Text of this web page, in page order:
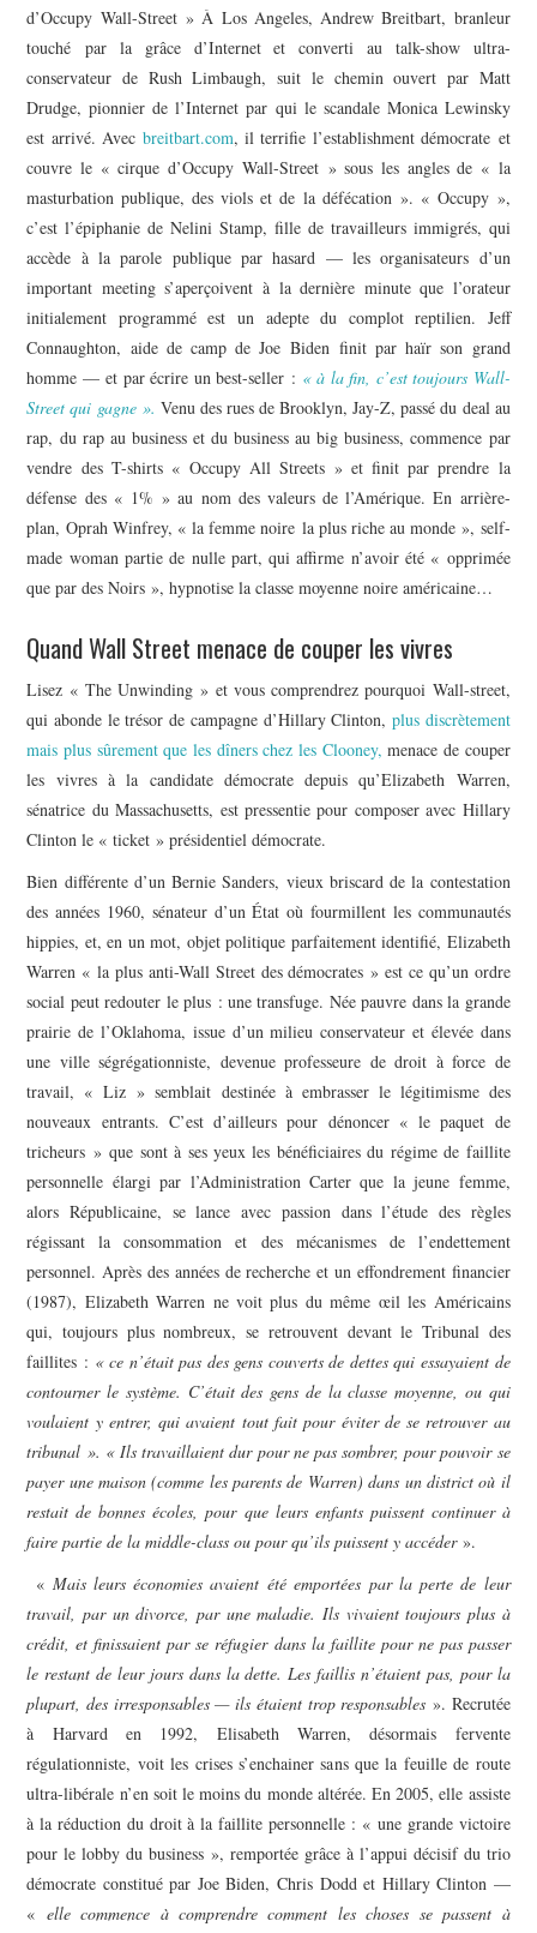
d’Occupy Wall-Street » À Los Angeles, Andrew Breitbart, branleur
touché par la grâce d’Internet et converti au talk-show ultra-
conservateur de Rush Limbaugh, suit le chemin ouvert par Matt
Drudge, pionnier de l’Internet par qui le scandale Monica Lewinsky
est arrivé. Avec breitbart.com, il terrifie l’establishment démocrate et
couvre le « cirque d’Occupy Wall-Street » sous les angles de « la
masturbation publique, des viols et de la défécation ». « Occupy »,
c’est l’épiphanie de Nelini Stamp, fille de travailleurs immigrés, qui
accède à la parole publique par hasard — les organisateurs d’un
important meeting s’aperçoivent à la dernière minute que l’orateur
initialement programmé est un adepte du complot reptilien. Jeff
Connaughton, aide de camp de Joe Biden finit par haïr son grand
homme — et par écrire un best-seller : « à la fin, c’est toujours Wall-
Street qui gagne ». Venu des rues de Brooklyn, Jay-Z, passé du deal au
rap, du rap au business et du business au big business, commence par
vendre des T-shirts « Occupy All Streets » et finit par prendre la
défense des « 1% » au nom des valeurs de l’Amérique. En arrière-
plan, Oprah Winfrey, « la femme noire la plus riche au monde », self-
made woman partie de nulle part, qui affirme n’avoir été « opprimée
que par des Noirs », hypnotise la classe moyenne noire américaine…
Quand Wall Street menace de couper les vivres
Lisez « The Unwinding » et vous comprendrez pourquoi Wall-street,
qui abonde le trésor de campagne d’Hillary Clinton, plus discrètement
mais plus sûrement que les dîners chez les Clooney, menace de couper
les vivres à la candidate démocrate depuis qu’Elizabeth Warren,
sénatrice du Massachusetts, est pressentie pour composer avec Hillary
Clinton le « ticket » présidentiel démocrate.
Bien différente d’un Bernie Sanders, vieux briscard de la contestation
des années 1960, sénateur d’un État où fourmillent les communautés
hippies, et, en un mot, objet politique parfaitement identifié, Elizabeth
Warren « la plus anti-Wall Street des démocrates » est ce qu’un ordre
social peut redouter le plus : une transfuge. Née pauvre dans la grande
prairie de l’Oklahoma, issue d’un milieu conservateur et élevée dans
une ville ségrégationniste, devenue professeure de droit à force de
travail, « Liz » semblait destinée à embrasser le légitimisme des
nouveaux entrants. C’est d’ailleurs pour dénoncer « le paquet de
tricheurs » que sont à ses yeux les bénéficiaires du régime de faillite
personnelle élargi par l’Administration Carter que la jeune femme,
alors Républicaine, se lance avec passion dans l’étude des règles
régissant la consommation et des mécanismes de l’endettement
personnel. Après des années de recherche et un effondrement financier
(1987), Elizabeth Warren ne voit plus du même œil les Américains
qui, toujours plus nombreux, se retrouvent devant le Tribunal des
faillites : « ce n’était pas des gens couverts de dettes qui essayaient de
contourner le système. C’était des gens de la classe moyenne, ou qui
voulaient y entrer, qui avaient tout fait pour éviter de se retrouver au
tribunal ». « Ils travaillaient dur pour ne pas sombrer, pour pouvoir se
payer une maison (comme les parents de Warren) dans un district où il
restait de bonnes écoles, pour que leurs enfants puissent continuer à
faire partie de la middle-class ou pour qu’ils puissent y accéder».
« Mais leurs économies avaient été emportées par la perte de leur
travail, par un divorce, par une maladie. Ils vivaient toujours plus à
crédit, et finissaient par se réfugier dans la faillite pour ne pas passer
le restant de leur jours dans la dette. Les faillis n’étaient pas, pour la
plupart, des irresponsables — ils étaient trop responsables ». Recrutée
à Harvard en 1992, Elisabeth Warren, désormais fervente
régulationniste, voit les crises s’enchainer sans que la feuille de route
ultra-libérale n’en soit le moins du monde altérée. En 2005, elle assiste
à la réduction du droit à la faillite personnelle : « une grande victoire
pour le lobby du business », remportée grâce à l’appui décisif du trio
démocrate constitué par Joe Biden, Chris Dodd et Hillary Clinton —
« elle commence à comprendre comment les choses se passent à